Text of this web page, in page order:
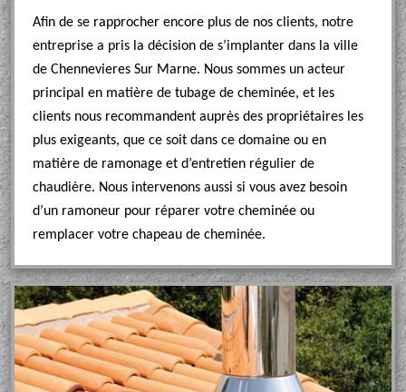
Afin de se rapprocher encore plus de nos clients, notre
entreprise a pris la décision de s’implanter dans la ville
de Chennevieres Sur Marne. Nous sommes un acteur
principal en matière de tubage de cheminée, et les
clients nous recommandent auprès des propriétaires les
plus exigeants, que ce soit dans ce domaine ou en
matière de ramonage et d’entretien régulier de
chaudière. Nous intervenons aussi si vous avez besoin
d’un ramoneur pour réparer votre cheminée ou
remplacer votre chapeau de cheminée.